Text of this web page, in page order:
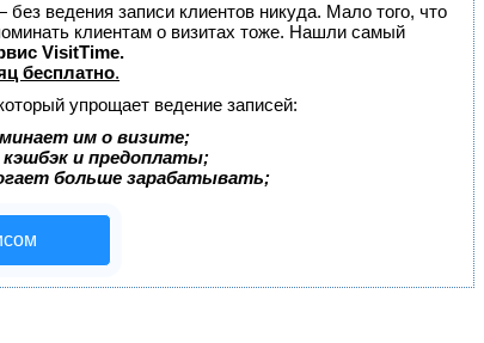
без ведения записи клиентов никуда. Мало того, что
клиентам о визитах тоже. Нашли самый
VisitTime.
бесплатно.
упрощает ведение записей:
им о визите;
кэшбэк и предоплаты;
больше зарабатывать;